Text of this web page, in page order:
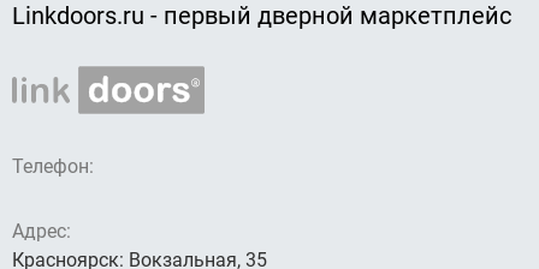
Linkdoors.ru - первый дверной маркетплейс
Телефон:
Адрес:
Красноярск: Вокзальная, 35